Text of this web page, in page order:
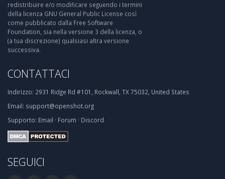
redistribuire e/o modificare seguendo i termini
della licenza GNU General Public License così
come pubblicato dalla Free Software
Foundation, sia nella versione 3 della licenza, o
(a tua discrezione) qualsiasi altra versione
successiva.
CONTATTACI
Indirizzo: 2931 Ridge Rd #101, Rockwall, TX 75032, United States
Email: support@openshot.org
Supporto: Email · Forum · Discord
SEGUICI